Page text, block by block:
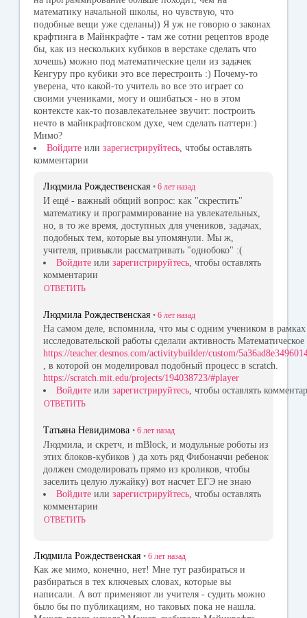
математику начальной школы, но чувствую, что
подобные вещи уже сделаны)) Я уж не говорю о законах
крафтинга в Майнкрафте - там же сотни рецептов вроде
бы, как из нескольких кубиков в верстаке сделать что
хочешь) можно под математические цели из задачек
Кенгуру про кубики это все перестроить :) Почему-то
уверена, что какой-то учитель во все это играет со
своими учениками, могу и ошибаться - но в этом
контексте как-то позавлекательнее звучит: построить
нечто в майнкрафтовском духе, чем сделать паттерн:)
Мимо?
Войдите или зарегистрируйтесь, чтобы оставлять
комментарии
Людмила Рождественская • 6 лет назад
И ещё - важный общий вопрос: как "скрестить"
математику и программирование на увлекательных,
но, в то же время, доступных для учеников, задачах,
подобных тем, которые вы упомянули. Мы ж,
учителя, привыкли рассматривать "однобоко" :(
Войдите или зарегистрируйтесь , чтобы оставлять
комментарии
ОТВЕТИТЬ
Людмила Рождественская • 6 лет назад
На самом деле, вспомнила, что мы с одним учеником в рамках
исследовательской работы сделали активность Математическое
https://teacher.desmos.com/activitybuilder/custom/
, в которой он моделировал подобный процесс в scratch.
https://scratch.mit.edu/projects/194038723/#player
Войдите или зарегистрируйтесь, чтобы оставлять
ОТВЕТИТЬ
Татьяна Невидимова • 6 лет назад
Людмила, и скретч, и mBlock, и модульные роботы из
этих блоков-кубиков ) да хоть ряд Фибоначчи ребенок
должен смоделировать прямо из кроликов, чтобы
заселить целую лужайку) вот насчет ЕГЭ не знаю
Войдите или зарегистрируйтесь , чтобы оставлять
комментарии
ОТВЕТИТЬ
Людмила Рождественская • 6 лет назад
Как же мимо, конечно, нет! Мне тут разбираться и
разбираться в тех ключевых словах, которые вы
написали. А вот применяют ли учителя - судить можно
было бы по публикациям, но таковых пока не нашла.